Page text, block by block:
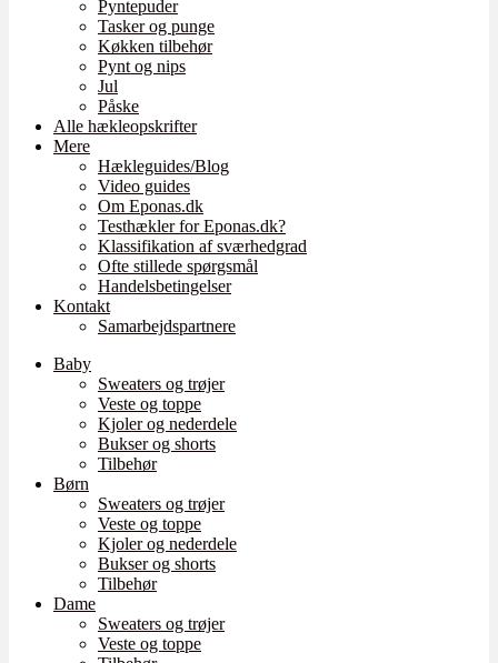
Pyntepuder
Tasker og punge
Køkken tilbehør
Pynt og nips
Jul
Påske
Alle hækleopskrifter
Mere
Hækleguides/Blog
Video guides
Om Eponas.dk
Testhækler for Eponas.dk?
Klassifikation af sværhedgrad
Ofte stillede spørgsmål
Handelsbetingelser
Kontakt
Samarbejdspartnere
Baby
Sweaters og trøjer
Veste og toppe
Kjoler og nederdele
Bukser og shorts
Tilbehør
Børn
Sweaters og trøjer
Veste og toppe
Kjoler og nederdele
Bukser og shorts
Tilbehør
Dame
Sweaters og trøjer
Veste og toppe